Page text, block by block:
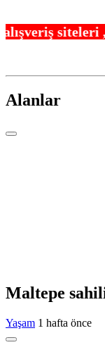
,Şehir
Alanlar
Maltepe
Yaşam 1 hafta önce